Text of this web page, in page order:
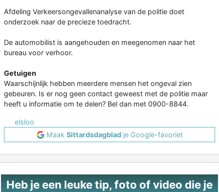
Afdeling Verkeersongevallenanalyse van de politie doet
onderzoek naar de precieze toedracht.
De automobilist is aangehouden en meegenomen naar het
bureau voor verhoor.
Getuigen
Waarschijnlijk hebben meerdere mensen het ongeval zien
gebeuren. Is er nog geen contact geweest met de politie maar
heeft u informatie om te delen? Bel dan met 0900-8844.
elsloo
Maak Sittardsdagbladje Google-favoriet
Heb je een leuke tip, foto of video die je